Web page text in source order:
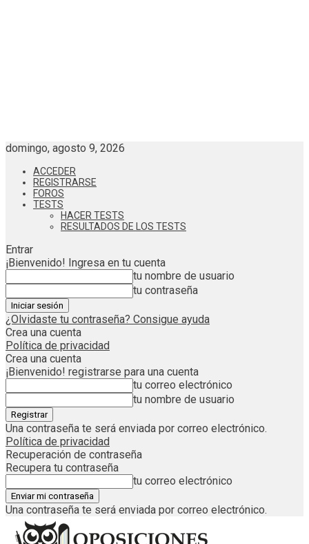
domingo, agosto 9, 2026
ACCEDER
REGISTRARSE
FOROS
TESTS
HACER TESTS
RESULTADOS DE LOS TESTS
Entrar
¡Bienvenido! Ingresa en tu cuenta
tu nombre de usuario
tu contraseña
¿Olvidaste tu contraseña? Consigue ayuda
Crea una cuenta
Política de privacidad
Crea una cuenta
¡Bienvenido! registrarse para una cuenta
tu correo electrónico
tu nombre de usuario
Una contraseña te será enviada por correo electrónico.
Política de privacidad
Recuperación de contraseña
Recupera tu contraseña
tu correo electrónico
Una contraseña te será enviada por correo electrónico.